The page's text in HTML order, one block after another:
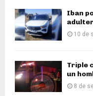
Iban
10 de
Triple
un
8 de